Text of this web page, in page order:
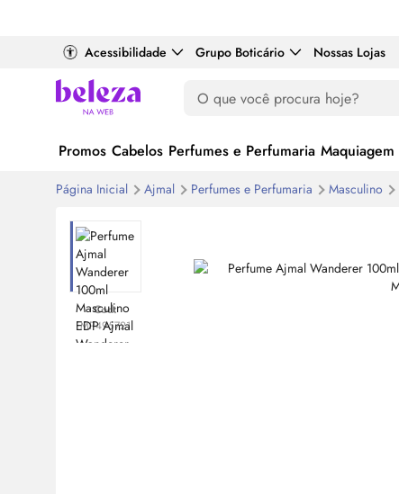
Acessibilidade Grupo Boticário Nossas Lojas
Promos Cabelos Perfumes e Perfumaria Maquiagem
Página Inicial Ajmal Perfumes e Perfumaria Masculino
Cod:
MP495721